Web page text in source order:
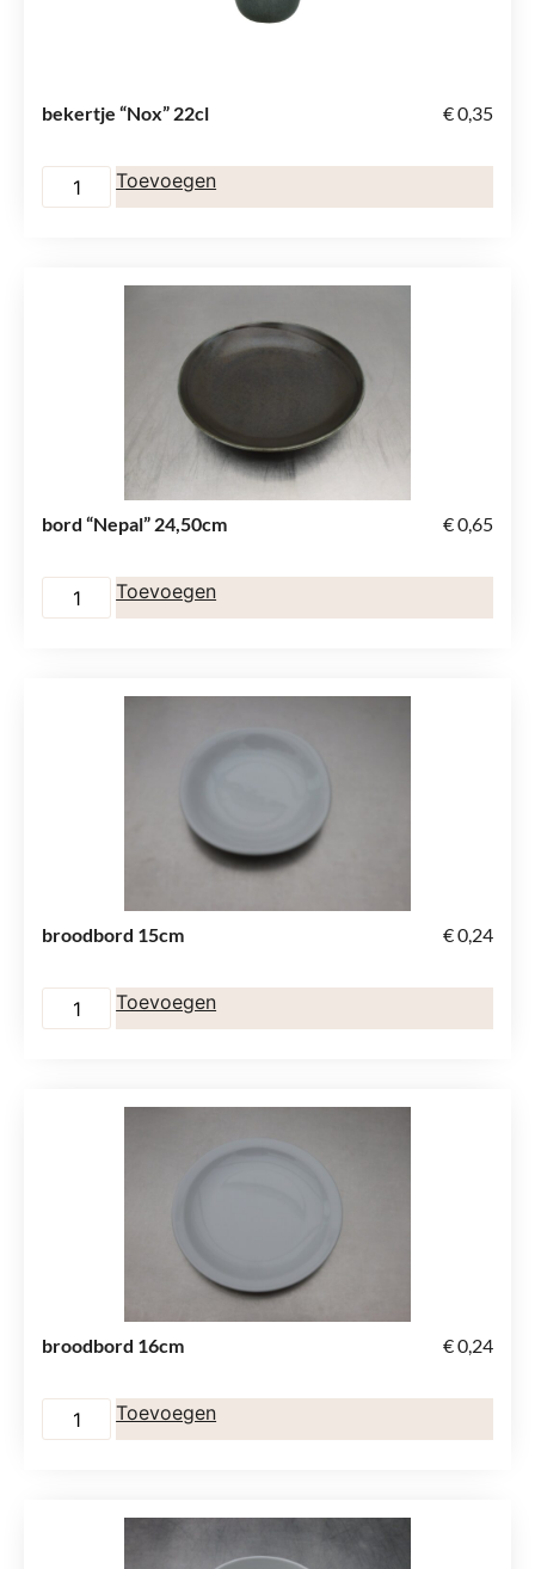
bekertje “Nox” 22cl €0,35
Toevoegen
bord “Nepal” 24,50cm €0,65
Toevoegen
broodbord 15cm €0,24
Toevoegen
broodbord 16cm €0,24
Toevoegen